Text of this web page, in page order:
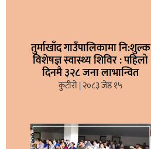
तुर्माखाँद गाउँपालिकामा नि:शुल्क
विशेषज्ञ स्वास्थ्य शिविर : पहिलो
दिनमै ३२८ जना लाभान्वित
कुटीरो २०८३ जेष्ठ १५